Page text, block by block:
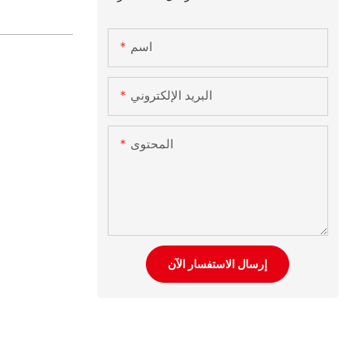
اسم
البريد الإلكتروني
المحتوى
إرسال الاستفسار الآن